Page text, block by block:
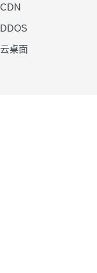
CDN
DDOS
云桌面